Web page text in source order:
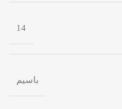
14
باسیم